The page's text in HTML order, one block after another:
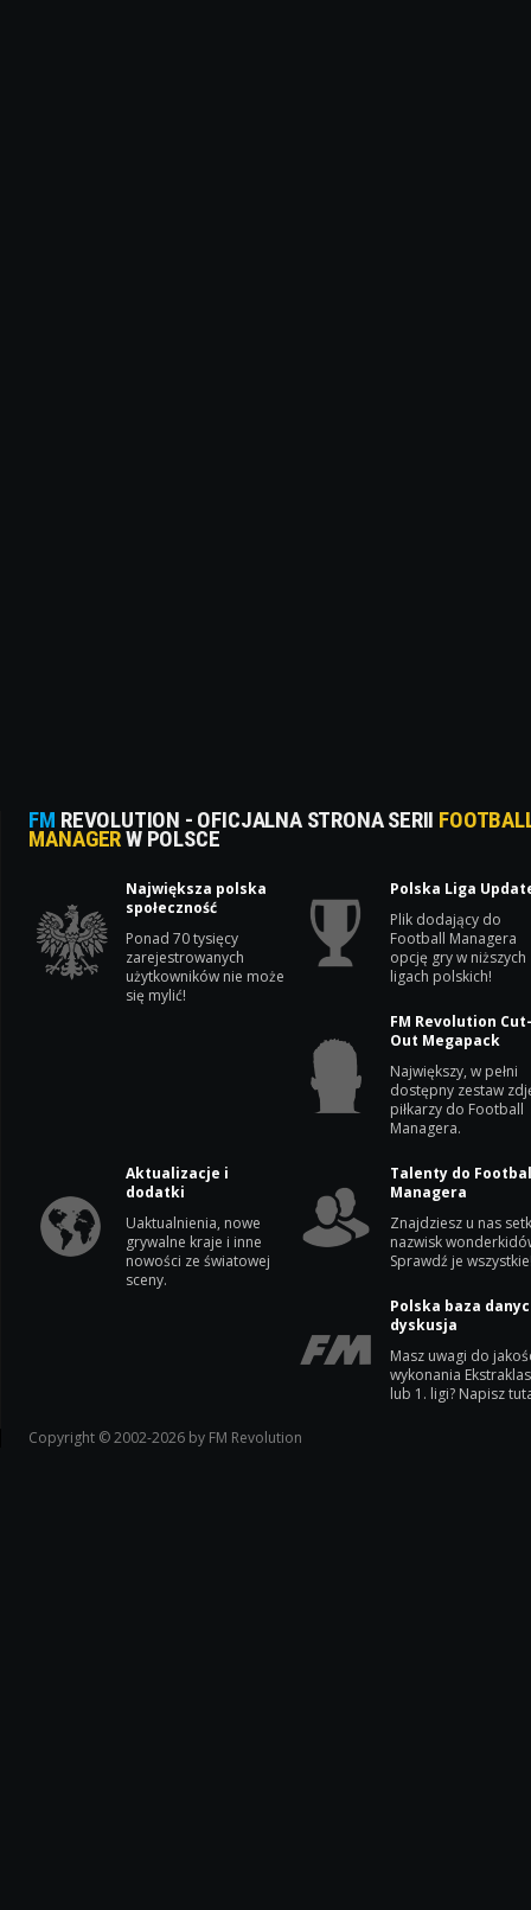
FM REVOLUTION - OFICJALNA STRONA SERII
MANAGERW POLSCE
Największa polska
społeczność
Ponad 70 tysięcy
zarejestrowanych
użytkowników nie może
się mylić!
Polska Liga
Plik dodający do
Football Managera
opcję gry w niższych
ligach polskich!
FM Revolution
Out Megapack
Największy, w pełni
dostępny zestaw
piłkarzy do Football
Managera.
Aktualizacje i
dodatki
Uaktualnienia, nowe
grywalne kraje i inne
nowości ze światowej
sceny.
Talenty do
Managera
Znajdziesz u nas
nazwisk
Sprawdź je
Polska baza
dyskusja
Masz uwagi do
wykonania
lub 1. ligi? Napisz
Copyright © 2002-2026 by FM Revolution